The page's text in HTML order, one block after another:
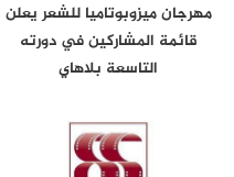
مهرجان ميزوبوتاميا للشعر يعلن
قائمة المشاركين في دورته
التاسعة بلاهاي